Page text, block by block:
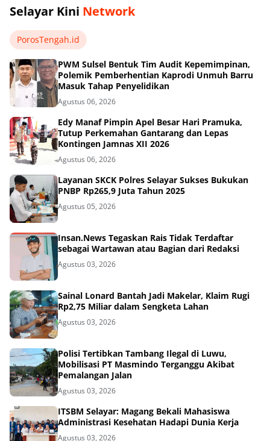
Selayar Kini Network
PorosTengah.id
PWM Sulsel Bentuk Tim Audit Kepemimpinan,
Polemik Pemberhentian Kaprodi Unmuh Barru
Masuk Tahap Penyelidikan
Agustus 06, 2026
Edy Manaf Pimpin Apel Besar Hari Pramuka,
Tutup Perkemahan Gantarang dan Lepas
Kontingen Jamnas XII 2026
Agustus 06, 2026
Layanan SKCK Polres Selayar Sukses Bukukan
PNBP Rp265,9 Juta Tahun 2025
Agustus 05, 2026
Insan.News Tegaskan Rais Tidak Terdaftar
sebagai Wartawan atau Bagian dari Redaksi
Agustus 03, 2026
Sainal Lonard Bantah Jadi Makelar, Klaim Rugi
Rp2,75 Miliar dalam Sengketa Lahan
Agustus 03, 2026
Polisi Tertibkan Tambang Ilegal di Luwu,
Mobilisasi PT Masmindo Terganggu Akibat
Pemalangan Jalan
Agustus 03, 2026
ITSBM Selayar: Magang Bekali Mahasiswa
Administrasi Kesehatan Hadapi Dunia Kerja
Agustus 03, 2026